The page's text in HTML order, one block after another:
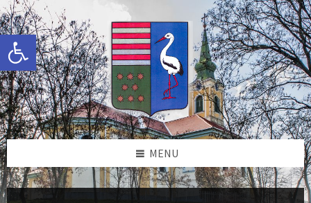
Eszköztár megnyitása
Skip
to
content
Skip
to
left
sidebar
Skip
to
footer
MENU